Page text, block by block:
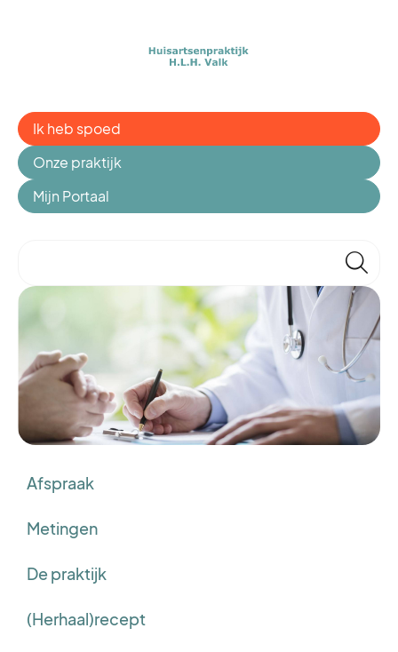
Onze praktijk
Mijn Portaal
Ik heb spoed
🔎
Afspraak
Metingen
De praktijk
(Herhaal)recept